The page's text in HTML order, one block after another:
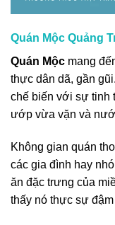
Quán Mộc Quảng
Quán Mộc mang
thực dân dã, gần
chế biến với sự tinh
ướp vừa vặn và
Không gian quán
các gia đình hay
ăn đặc trưng của
thấy nó thực sự